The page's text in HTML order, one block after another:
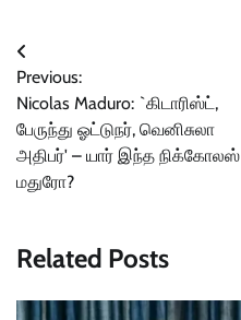
Post
navigation
Previous:
Nicolas Maduro: `கிடாரிஸ்ட்,
பேருந்து ஓட்டுநர், வெனிசுலா
அதிபர்' – யார் இந்த நிக்கோலஸ்
மதுரோ?
Related Posts